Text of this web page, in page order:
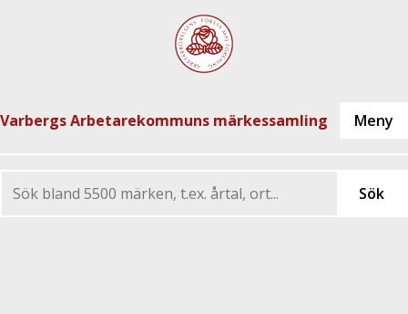
Varbergs Arbetarekommuns märkessamling